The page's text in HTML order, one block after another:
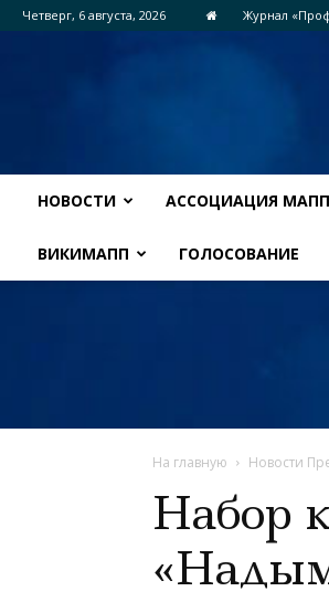
Четверг, 6 августа, 2026 Журнал
НОВОСТИ АССОЦИАЦИЯ МАПП
ВИКИМАПП ГОЛОСОВАНИЕ
На главную Новости
Набор